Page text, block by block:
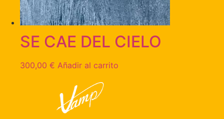
SE CAE DEL CIELO
300,00 € Añadir al carrito